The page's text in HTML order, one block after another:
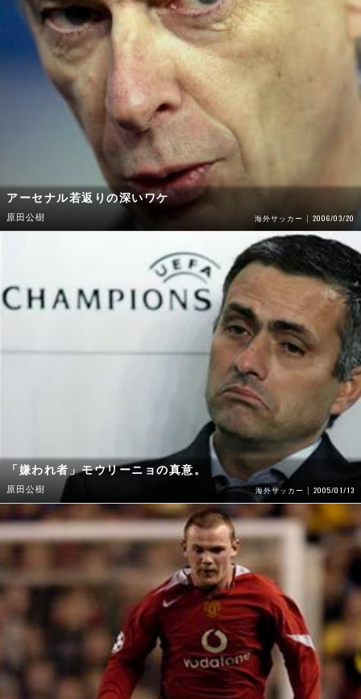
アーセナル若返りの深いワケ
原田公樹 海外サッカー 2006/03/20
「嫌われ者」モウリーニョの真意。
原田公樹 海外サッカー 2005/01/13